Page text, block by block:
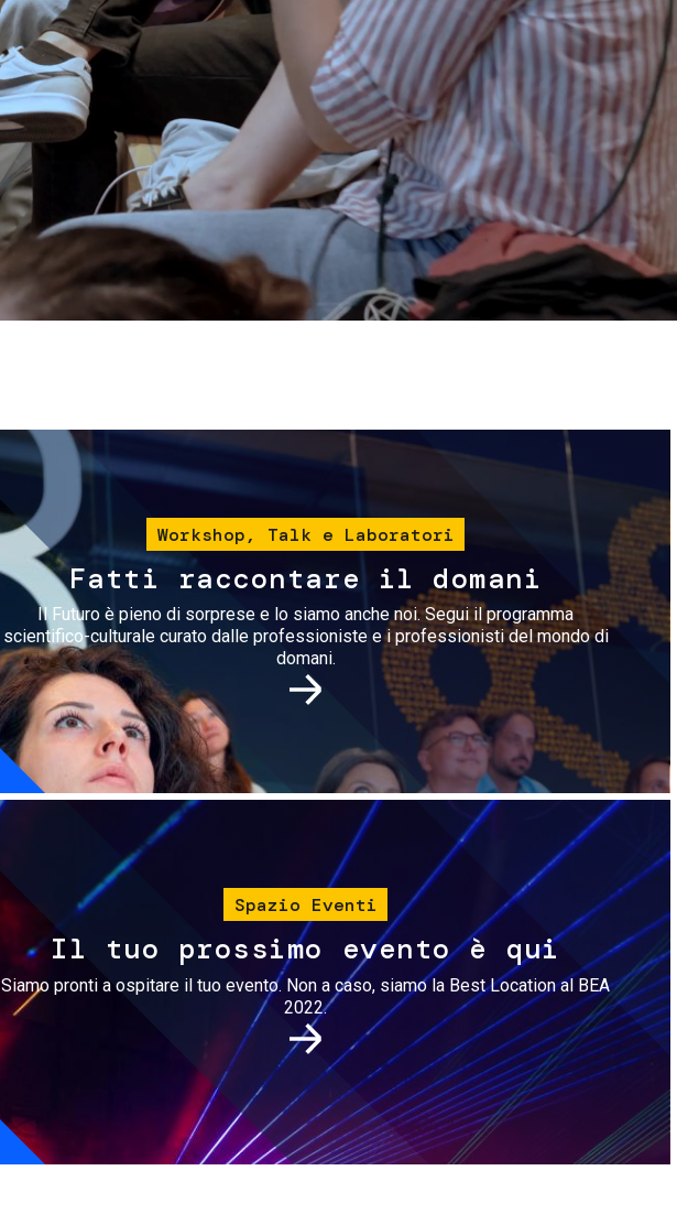
Servizi e accessibilità
Contatti
Biglietti
Immagine
Workshop, Talk e Laboratori
Fatti raccontare il domani
Il Futuro è pieno di sorprese e lo siamo anche noi. Segui il programma
scientifico-culturale curato dalle professioniste e i professionisti del mondo di
domani.
Immagine
Spazio Eventi
Il tuo prossimo evento è qui
Siamo pronti a ospitare il tuo evento. Non a caso, siamo la Best Location al BEA
2022.